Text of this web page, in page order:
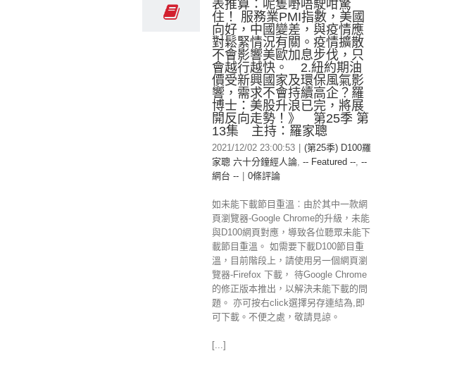
表推算：呢隻嘢唔駛咁驚
住！ 服務業PMI指數，美國
向好，中國變差，與疫情應
對鬆緊情況有關。疫情擴散
不會影響美歐加息步伐，只
會越行越快。 2.紐約期油
價受新興國家及環保風氣影
響，需求不會持續高企？羅
博士：美股升浪已完，將展
開反向走勢！》 第25季 第
13集 主持：羅家聰
2021/12/02 23:00:53
(第25季) D100羅
家聰 六十分鐘經人論, -- Featured --, --
網台 --
0條評論
如未能下載節目重溫︰由於其中一款網
頁瀏覽器-Google Chrome的升級，未能
與D100網頁對應，導致各位聽眾未能下
載節目重溫。 如需要下載D100節目重
溫，目前階段上，請使用另一個網頁瀏
覽器-Firefox 下載， 待Google Chrome
的修正版本推出，以解決未能下載的問
題。 亦可按右click選擇另存連結為,即
可下載。不便之處，敬請見諒。
[...]